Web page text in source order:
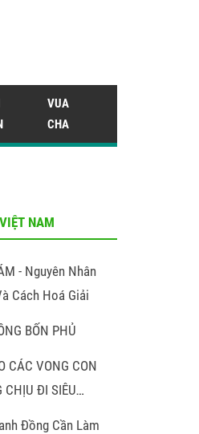
VUA
CHA
NAM
- Nguyên Nhân
Cách Hoá Giải
BỐN PHỦ
CÁC VONG CON
CHỊU ĐI SIÊU
Đồng Cần Làm